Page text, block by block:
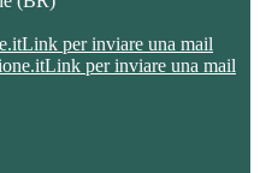
Link per inviare una mail
Link per inviare una mail